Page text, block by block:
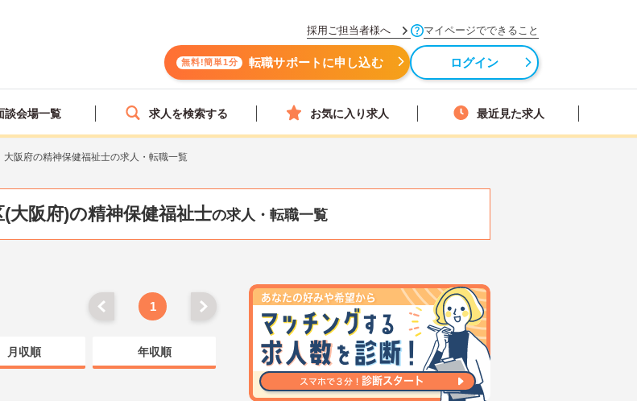
採用ご担当者様へ マイページでできること
無料!簡単1分 転職サポートに申し込む ログイン
談会場一覧 求人を検索する お気に入り求人 最近見た求人
大阪府の精神保健福祉士の求人・転職一覧
大阪府)の精神保健福祉士の求人・転職一覧
1
月収順 年収順